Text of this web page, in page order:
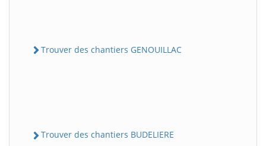
Trouver des chantiers GENOUILLAC
Trouver des chantiers BUDELIERE